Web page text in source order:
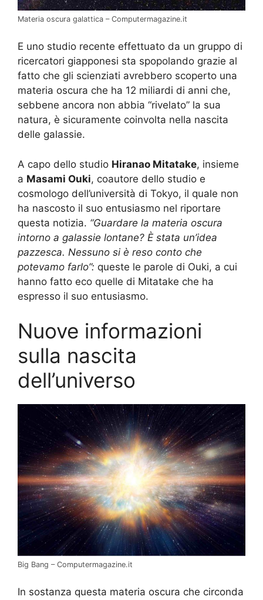
Materia oscura galattica – Computermagazine.it
E uno studio recente effettuato da un gruppo di
ricercatori giapponesi sta spopolando grazie al
fatto che gli scienziati avrebbero scoperto una
materia oscura che ha 12 miliardi di anni che,
sebbene ancora non abbia “rivelato” la sua
natura, è sicuramente coinvolta nella nascita
delle galassie.
A capo dello studio Hiranao Mitatake, insieme
a Masami Ouki, coautore dello studio e
cosmologo dell’università di Tokyo, il quale non
ha nascosto il suo entusiasmo nel riportare
questa notizia. “Guardare la materia oscura
intorno a galassie lontane? È stata un’idea
pazzesca. Nessuno si è reso conto che
potevamo farlo”: queste le parole di Ouki, a cui
hanno fatto eco quelle di Mitatake che ha
espresso il suo entusiasmo.
Nuove informazioni
sulla nascita
dell’universo
Big Bang – Computermagazine.it
In sostanza questa materia oscura che circonda